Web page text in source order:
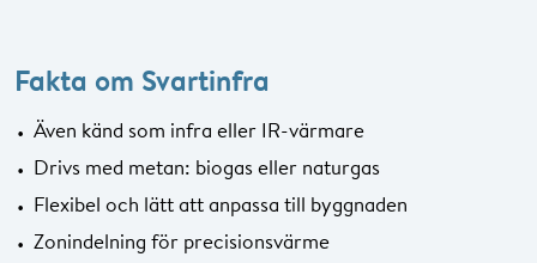
Fakta om Svartinfra
Även känd som infra eller IR-värmare
Drivs med metan: biogas eller naturgas
Flexibel och lätt att anpassa till byggnaden
Zonindelning för precisionsvärme